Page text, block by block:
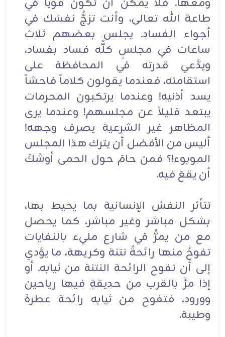
طاعة الله تعالى، وأنت تزجُّ نفسَك في
أجواء الفساد. يجلس بعضهم ثلاث
ساعات في مجلسٍ كلُّه فساد بفساد،
ويدَّعي قدرته في المحافظة على
استقامته، فعندما يقولون كلاماً فاحشاً
يسد أذنيه! وعندما يرتكبون المحرمات
يبتعد قليلاً عن مجلسهم! وعندما يرى
المظاهر غير الشرعية يصرف وجهه!
أليس من الأفضل أن يترك هذا المجلس
الموبوء!؟ فمن حامَ حول الحمى أوشَكَ
أن يقعَ فيه.
تتأثر النفسُ الإنسانية بما يحيط بها،
بشكل مباشر وغير مباشر، كما يحصل
مع من يمرُّ في شارع مليء بالنفايات
تفوحُ منها رائحةٌ نتنة وكريهة، ما يؤدي
إلى أن تفوح الرائحة النتنة من ثيابه. أو
إذا مرَّ بالقرب من حديقةٍ فيها رياحين
وورود، فتفوح من ثيابه رائحة عطرة
وطيبة.